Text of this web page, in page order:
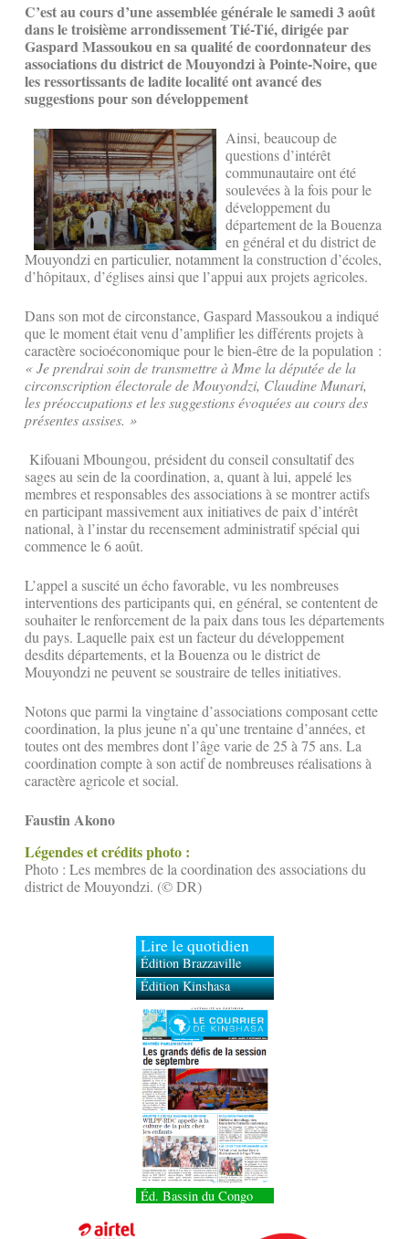
C’est au cours d’une assemblée générale le samedi 3 août
dans le troisième arrondissement Tié-Tié, dirigée par
Gaspard Massoukou en sa qualité de coordonnateur des
associations du district de Mouyondzi à Pointe-Noire, que
les ressortissants de ladite localité ont avancé des
suggestions pour son développement
Ainsi, beaucoup de
questions d’intérêt
communautaire ont été
soulevées à la fois pour le
développement du
département de la Bouenza
en général et du district de
Mouyondzi en particulier, notamment la construction d’écoles,
d’hôpitaux, d’églises ainsi que l’appui aux projets agricoles.
Dans son mot de circonstance, Gaspard Massoukou a indiqué
que le moment était venu d’amplifier les différents projets à
caractère socioéconomique pour le bien-être de la population :
« Je prendrai soin de transmettre à Mme la députée de la
circonscription électorale de Mouyondzi, Claudine Munari,
les préoccupations et les suggestions évoquées au cours des
présentes assises. »
Kifouani Mboungou, président du conseil consultatif des
sages au sein de la coordination, a, quant à lui, appelé les
membres et responsables des associations à se montrer actifs
en participant massivement aux initiatives de paix d’intérêt
national, à l’instar du recensement administratif spécial qui
commence le 6 août.
L’appel a suscité un écho favorable, vu les nombreuses
interventions des participants qui, en général, se contentent de
souhaiter le renforcement de la paix dans tous les départements
du pays. Laquelle paix est un facteur du développement
desdits départements, et la Bouenza ou le district de
Mouyondzi ne peuvent se soustraire de telles initiatives.
Notons que parmi la vingtaine d’associations composant cette
coordination, la plus jeune n’a qu’une trentaine d’années, et
toutes ont des membres dont l’âge varie de 25 à 75 ans. La
coordination compte à son actif de nombreuses réalisations à
caractère agricole et social.
Faustin Akono
Légendes et crédits photo :
Photo : Les membres de la coordination des associations du
district de Mouyondzi. (© DR)
Lire le quotidien
Édition Brazzaville
Édition Kinshasa
Éd. Bassin du Congo